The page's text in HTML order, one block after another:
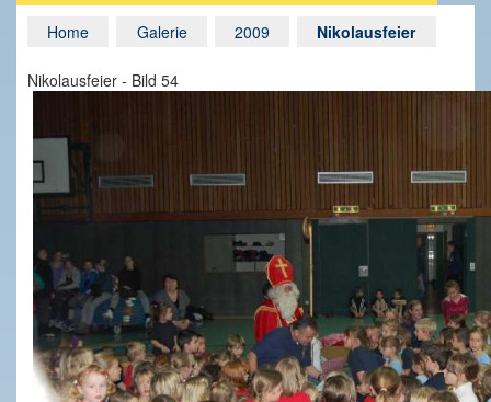
Home Galerie 2009 Nikolausfeier
Nikolausfeier - Bild 54